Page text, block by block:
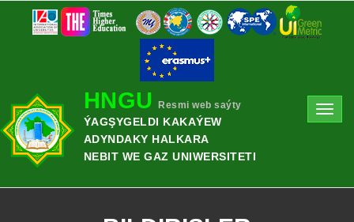
HNGU Resmi web saýty
ÝAGŞYGELDI KAKAÝEW
ADYNDAKY HALKARA
NEBIT WE GAZ UNIWERSITETI